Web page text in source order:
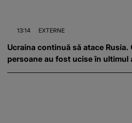
13:14 EXTERNE
Ucraina continuă să atace
persoane au fost ucise în ultimul